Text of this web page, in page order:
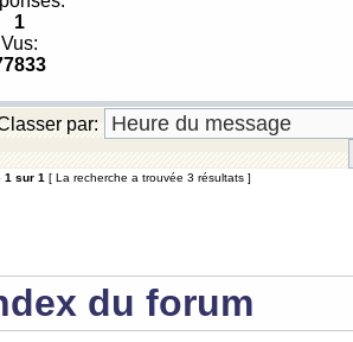
1
Vus:
par:
1 sur 1 [ La recherche a trouvée 3 résultats ]
du forum